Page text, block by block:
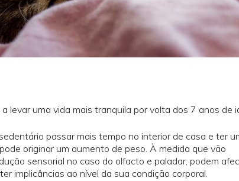
levar uma vida mais tranquila por volta dos 7 anos de
passar mais tempo no interior de casa e ter
originar um aumento de peso. À medida que vão
sensorial no caso do olfacto e paladar, podem
implicâncias ao nível da sua condição corporal.